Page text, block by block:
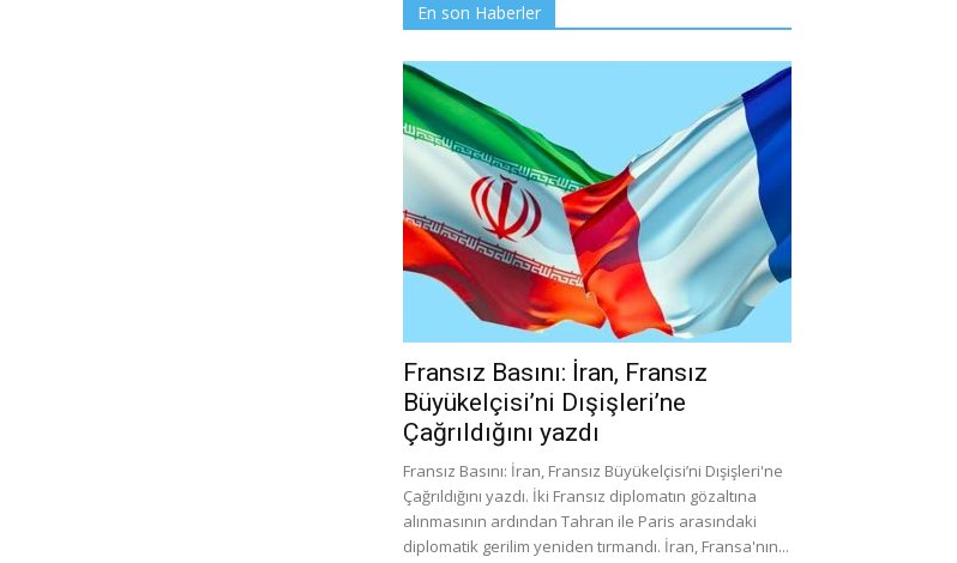
En son Haberler
Fransız Basını: İran, Fransız
Büyükelçisi’ni Dışişleri’ne
Çağrıldığını yazdı
Fransız Basını: İran, Fransız Büyükelçisi’ni Dışişleri'ne
Çağrıldığını yazdı. İki Fransız diplomatın gözaltına
alınmasının ardından Tahran ile Paris arasındaki
diplomatik gerilim yeniden tırmandı. İran, Fransa'nın...